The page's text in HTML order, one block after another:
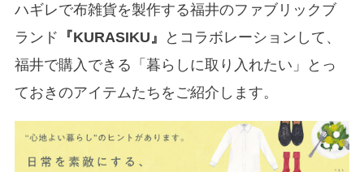
ハギレで布雑貨を製作する福井のファブリックブ
ランド 『KURASIKU』
とコラボレーションして、
福井で購入できる「暮らしに取り入れたい」とっ
ておきのアイテムたちをご紹介します。